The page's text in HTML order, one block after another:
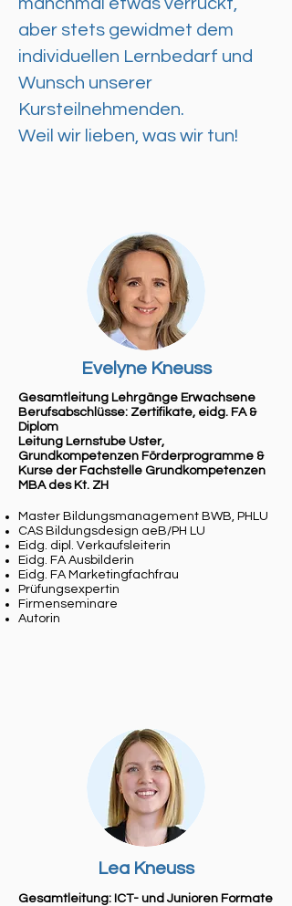
manchmal etwas verrückt,
aber stets gewidmet dem
individuellen Lernbedarf und
Wunsch unserer
Kursteilnehmenden.
Weil wir lieben, was wir tun!
Evelyne Kneuss
Gesamtleitung Lehrgänge Erwachsene
Berufsabschlüsse: Zertifikate, eidg. FA &
Diplom
Leitung Lernstube Uster,
Grundkompetenzen Förderprogramme &
Kurse der Fachstelle Grundkompetenzen
MBA des Kt. ZH
Master Bildungsmanagement BWB, PHLU
CAS Bildungsdesign aeB/PH LU
Eidg. dipl. Verkaufsleiterin
Eidg. FA Ausbilderin
Eidg. FA Marketingfachfrau
Prüfungsexpertin
Firmenseminare
Autorin
Lea Kneuss
Gesamtleitung: ICT- und Junioren Formate